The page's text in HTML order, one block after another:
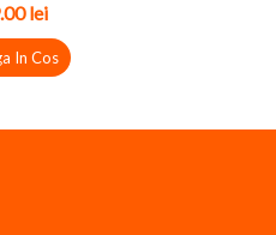
lei
In Cos